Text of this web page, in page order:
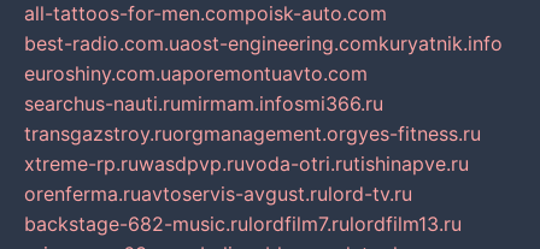
all-tattoos-for-men.compoisk-auto.com
best-radio.com.uaost-engineering.comkuryatnik.info
euroshiny.com.uaporemontuavto.com
searchus-nauti.rumirmam.infosmi366.ru
transgazstroy.ruorgmanagement.orgyes-fitness.ru
xtreme-rp.ruwasdpvp.ruvoda-otri.rutishinapve.ru
orenferma.ruavtoservis-avgust.rulord-tv.ru
backstage-682-music.rulordfilm7.rulordfilm13.ru